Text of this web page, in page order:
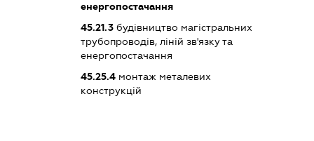
енергопостачання
45.21.3 будівництво магістральних
трубопроводів, ліній зв'язку та
енергопостачання
45.25.4 монтаж металевих
конструкцій